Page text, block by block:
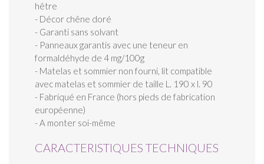
hêtre
- Décor chêne doré
- Garanti sans solvant
- Panneaux garantis avec une teneur en
formaldéhyde de 4 mg/100g
- Matelas et sommier non fourni, lit compatible
avec matelas et sommier de taille L. 190 x l. 90
- Fabriqué en France (hors pieds de fabrication
européenne)
- A monter soi-même
CARACTERISTIQUES TECHNIQUES